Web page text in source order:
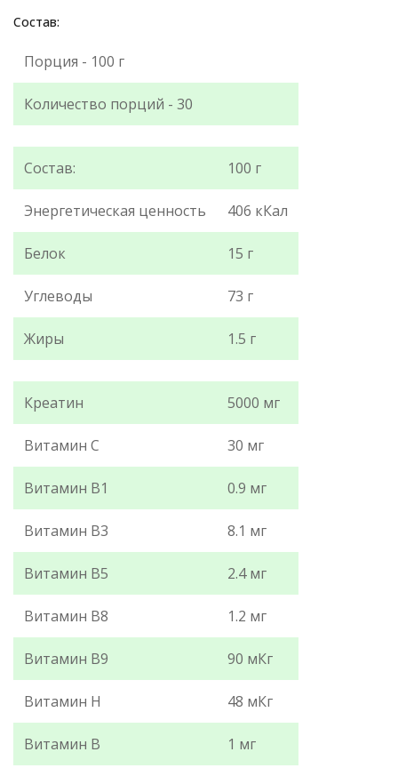
Состав:
Порция - 100 г
Количество порций - 30
Состав: 100 г
Энергетическая ценность 406 кКал
Белок 15 г
Углеводы 73 г
Жиры 1.5 г
Креатин 5000 мг
Витамин С 30 мг
Витамин В1 0.9 мг
Витамин В3 8.1 мг
Витамин В5 2.4 мг
Витамин В8 1.2 мг
Витамин В9 90 мКг
Витамин Н 48 мКг
Витамин В 1 мг